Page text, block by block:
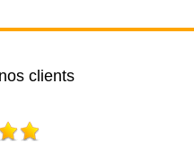
clients